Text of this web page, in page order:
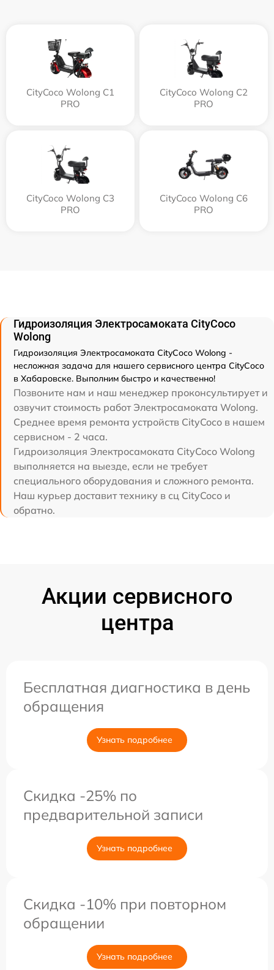
CityCoco Wolong C1
PRO
CityCoco Wolong C2
PRO
CityCoco Wolong C3
PRO
CityCoco Wolong C6
PRO
Гидроизоляция Электросамоката CityCoco
Wolong
Гидроизоляция Электросамоката CityCoco Wolong -
несложная задача для нашего сервисного центра CityCoco
в Хабаровске. Выполним быстро и качественно!
Позвоните нам и наш менеджер проконсультирует и
озвучит стоимость работ Электросамоката Wolong.
Среднее время ремонта устройств CityCoco в нашем
сервисном - 2 часа.
Гидроизоляция Электросамоката CityCoco Wolong
выполняется на выезде, если не требует
специального оборудования и сложного ремонта.
Наш курьер доставит технику в сц CityCoco и
обратно.
Акции сервисного
центра
Бесплатная диагностика в день
обращения
Узнать подробнее
Скидка -25% по
предварительной записи
Узнать подробнее
Скидка -10% при повторном
обращении
Узнать подробнее